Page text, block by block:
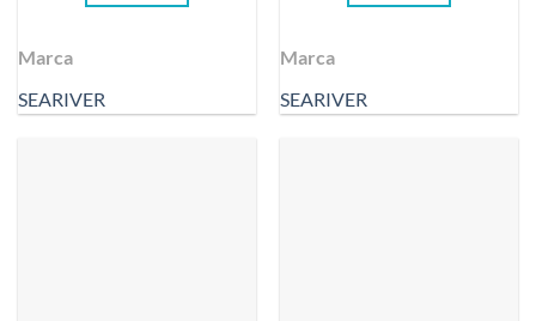
Marca
SEARIVER
Marca
SEARIVER